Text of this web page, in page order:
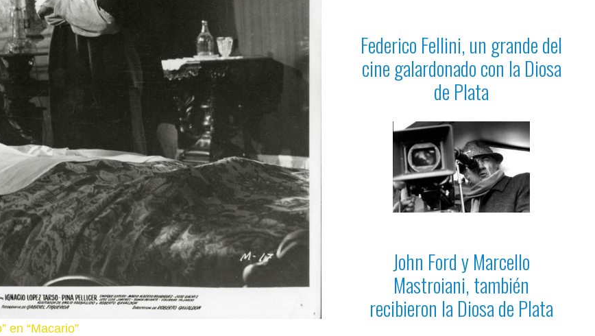
en “Macario”
Federico Fellini, un grande del
cine galardonado con la Diosa
de Plata
John Ford y Marcello
Mastroiani, también
recibieron la Diosa de Plata